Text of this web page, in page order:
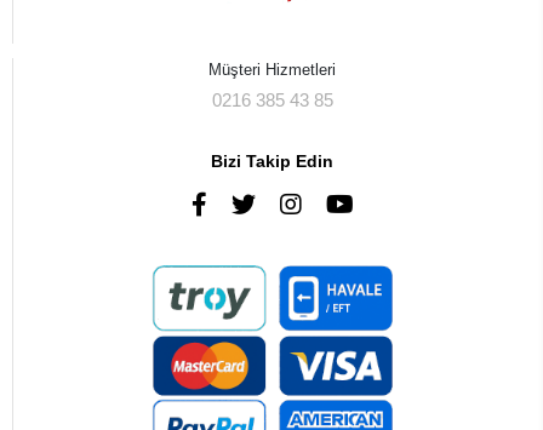
Müşteri Hizmetleri
0216 385 43 85
Bizi Takip Edin